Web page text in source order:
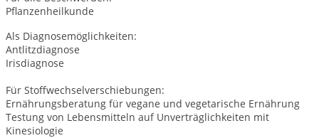
Pflanzenheilkunde
Als Diagnosemöglichkeiten:
Antlitzdiagnose
Irisdiagnose
Für Stoffwechselverschiebungen:
Ernährungsberatung für vegane und vegetarische Ernährung
Testung von Lebensmitteln auf Unverträglichkeiten mit
Kinesiologie